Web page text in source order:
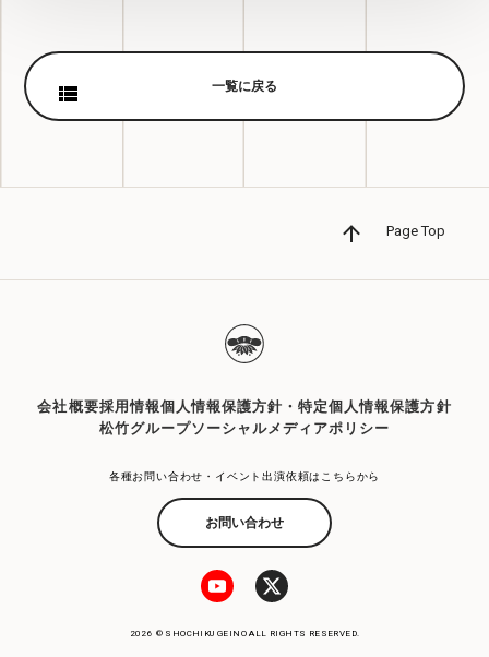
一覧に戻る
Page Top
会社概要採用情報個人情報保護方針・特定個人情報保護方針
松竹グループソーシャルメディアポリシー
各種お問い合わせ・イベント出演依頼はこちらから
お問い合わせ
2026 © SHOCHIKU GEINO ALL RIGHTS RESERVED.